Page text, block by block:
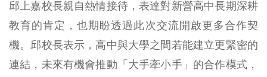
邱上嘉校長親自熱情接待，表達對新營高中長期深耕
教育的肯定，也期盼透過此次交流開啟更多合作契
機。邱校長表示，高中與大學之間若能建立更緊密的
連結，未來有機會推動「大手牽小手」的合作模式，